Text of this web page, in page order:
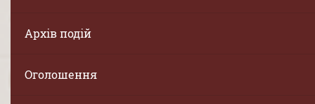
Архів подій
Оголошення